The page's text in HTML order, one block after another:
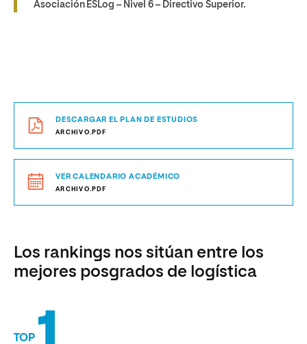
Asociación ESLog – Nivel 6 – Directivo Superior.
ARCHIVO.PDF
1
Máster de Logística en español, con clases en directo,